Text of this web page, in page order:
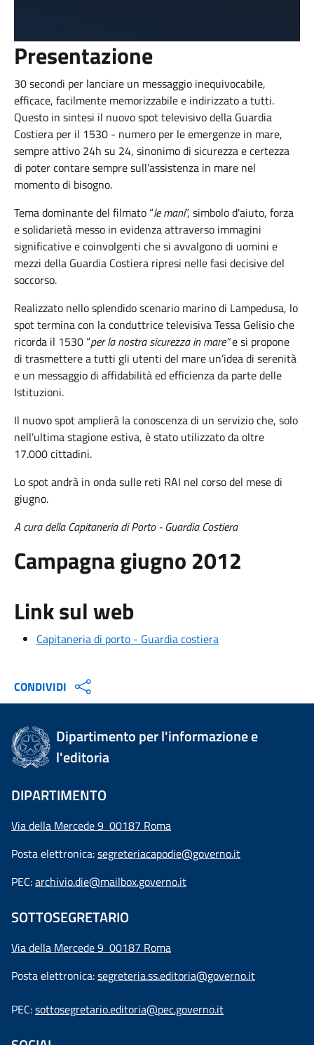
Presentazione
30 secondi per lanciare un messaggio inequivocabile,
efficace, facilmente memorizzabile e indirizzato a tutti.
Questo in sintesi il nuovo spot televisivo della Guardia
Costiera per il 1530 - numero per le emergenze in mare,
sempre attivo 24h su 24, sinonimo di sicurezza e certezza
di poter contare sempre sull’assistenza in mare nel
momento di bisogno.
Tema dominante del filmato “le mani”, simbolo d'aiuto, forza
e solidarietà messo in evidenza attraverso immagini
significative e coinvolgenti che si avvalgono di uomini e
mezzi della Guardia Costiera ripresi nelle fasi decisive del
soccorso.
Realizzato nello splendido scenario marino di Lampedusa, lo
spot termina con la conduttrice televisiva Tessa Gelisio che
ricorda il 1530 “per la nostra sicurezza in mare”e si propone
di trasmettere a tutti gli utenti del mare un’idea di serenità
e un messaggio di affidabilità ed efficienza da parte delle
Istituzioni.
Il nuovo spot amplierà la conoscenza di un servizio che, solo
nell’ultima stagione estiva, è stato utilizzato da oltre
17.000 cittadini.
Lo spot andrà in onda sulle reti RAI nel corso del mese di
giugno.
A cura della Capitaneria di Porto - Guardia Costiera
Campagna giugno 2012
Link sul web
Capitaneria di porto - Guardia costiera
CONDIVIDI
Dipartimento per l'informazione e
l'editoria
DIPARTIMENTO
Via della Mercede 9 00187 Roma
Posta elettronica:segreteriacapodie@governo.it
PEC:archivio.die@mailbox.governo.it
SOTTOSEGRETARIO
Via della Mercede 9 00187 Roma
Posta elettronica:segreteria.ss.editoria@governo.it
PEC:sottosegretario.editoria@pec.governo.it